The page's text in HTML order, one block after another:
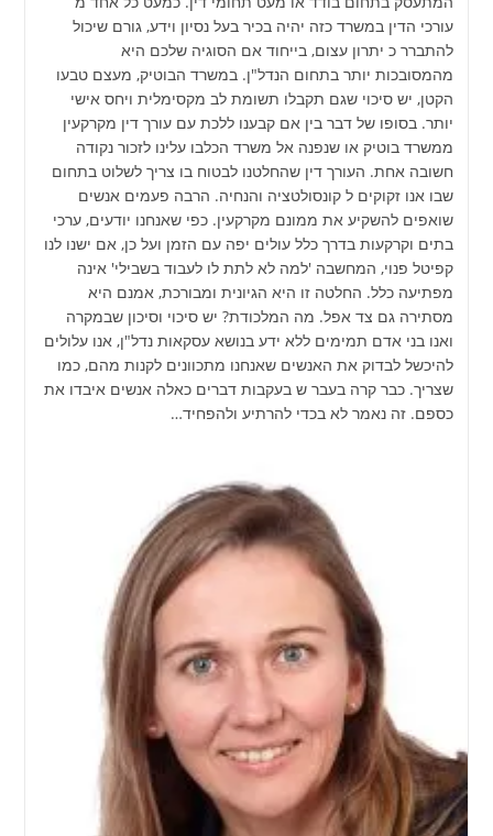
עורכי הדין במשרד כזה יהיה בכיר בעל נסיון וידע, גורם שיכול
להתברר כ יתרון עצום, בייחוד אם הסוגיה שלכם היא
מהמסובכות יותר בתחום הנדל"ן. במשרד הבוטיק, מעצם טבעו
הקטן, יש סיכוי שגם תקבלו תשומת לב מקסימלית ויחס אישי
יותר. בסופו של דבר בין אם קבענו ללכת עם עורך דין מקרקעין
ממשרד בוטיק או שנפנה אל משרד הכלבו עלינו לזכור נקודה
חשובה אחת. העורך דין שהחלטנו לבטוח בו צריך לשלוט בתחום
שבו אנו זקוקים ל קונסולטציה והנחיה. הרבה פעמים אנשים
שואפים להשקיע את ממונם מקרקעין. כפי שאנחנו יודעים, ערכי
בתים וקרקעות בדרך כלל עולים יפה עם הזמן ועל כן, אם ישנו לנו
קפיטל פנוי, המחשבה 'למה לא לתת לו לעבוד בשבילי' אינה
מפתיעה כלל. החלטה זו היא הגיונית ומבורכת, אמנם היא
מסתירה גם צד אפל. מה המלכודת? יש סיכוי וסיכון שבמקרה
ואנו בני אדם תמימים ללא ידע בנושא עסקאות נדל"ן, אנו עלולים
להיכשל לבדוק את האנשים שאנחנו מתכוונים לקנות מהם, כמו
שצריך. כבר קרה בעבר ש בעקבות דברים כאלה אנשים איבדו את
כספם. זה נאמר לא בכדי להרתיע ולהפחיד…